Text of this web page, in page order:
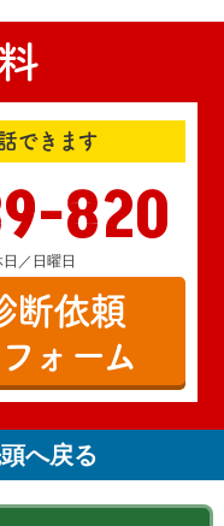
できます
820
／日曜日
断依頼
ォーム
へ戻る